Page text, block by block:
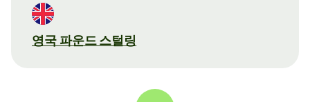
영국 파운드 스털링